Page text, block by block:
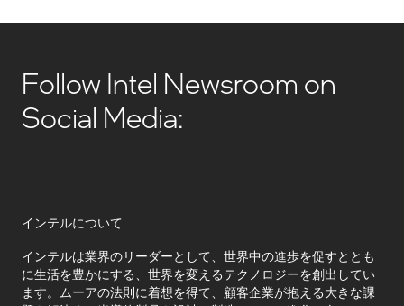
Follow Intel Newsroom on
Social Media:
インテルについて
インテルは業界のリーダーとして、世界中の進歩を促すととも
に生活を豊かにする、世界を変えるテクノロジーを創出してい
ます。ムーアの法則に着想を得て、顧客企業が抱える大きな課